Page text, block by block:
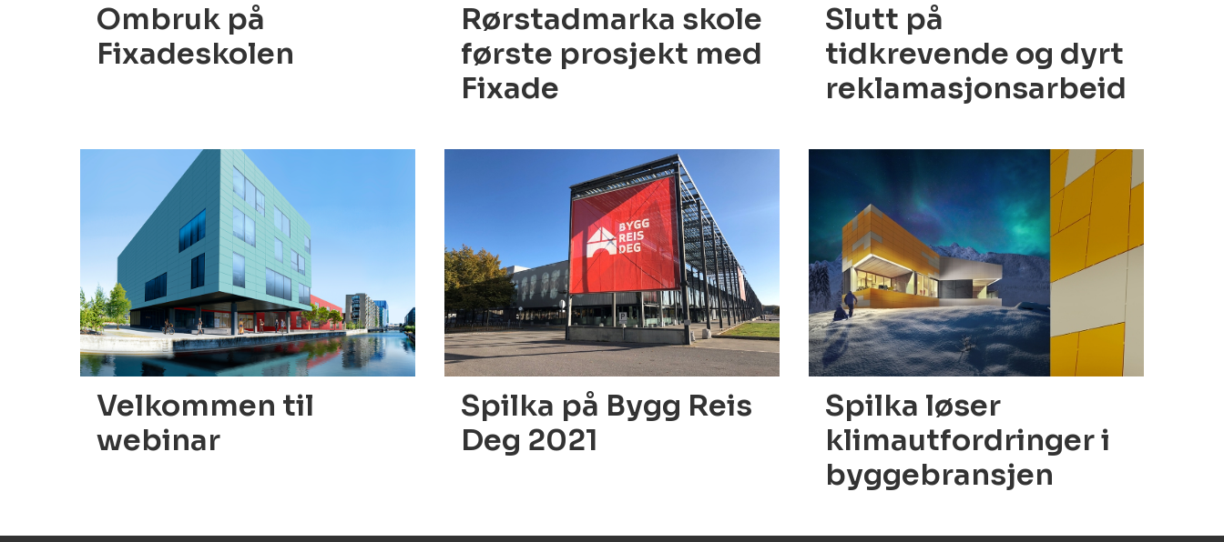
Ombruk på
Fixadeskolen
Rørstadmarka skole
første prosjekt med
Fixade
Slutt på
tidkrevende og dyrt
reklamasjonsarbeid
Velkommen til
webinar
Spilka på Bygg Reis
Deg 2021
Spilka løser
klimautfordringer i
byggebransjen